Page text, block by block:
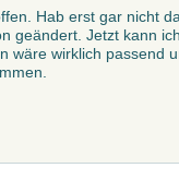
Hab erst gar nicht
geändert. Jetzt kann
wäre wirklich passend